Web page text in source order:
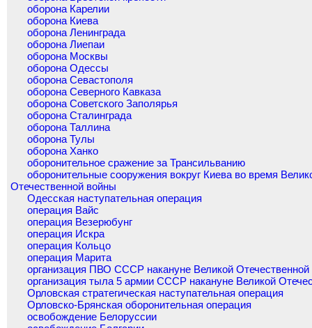
оборона Карелии
оборона Киева
оборона Ленинграда
оборона Лиепаи
оборона Москвы
оборона Одессы
оборона Севастополя
оборона Северного Кавказа
оборона Советского Заполярья
оборона Сталинграда
оборона Таллина
оборона Тулы
оборона Ханко
оборонительное сражение за Трансильванию
оборонительные сооружения вокруг Киева во время
Отечественной войны
Одесская наступательная операция
операция Вайс
операция Везерюбунг
операция Искра
операция Кольцо
операция Марита
организация ПВО СССР накануне Великой
организация тыла 5 армии СССР накануне Великой
Орловская стратегическая наступательная операция
Орловско-Брянская оборонительная операция
освобождение Белоруссии